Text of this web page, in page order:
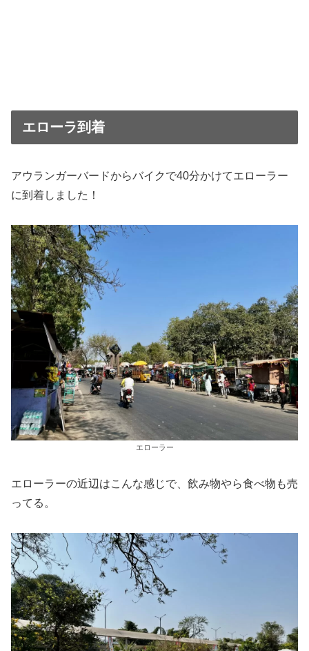
エローラ到着
アウランガーバードからバイクで40分かけてエローラー
に到着しました！
エローラー
エローラーの近辺はこんな感じで、飲み物やら食べ物も売
ってる。